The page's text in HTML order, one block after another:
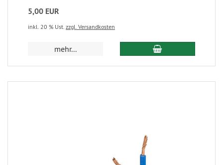
5,00 EUR
inkl. 20 % Ust. zzgl. Versandkosten
mehr...